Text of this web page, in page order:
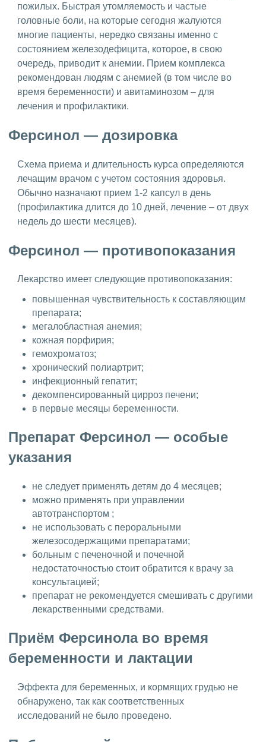
пожилых. Быстрая утомляемость и частые
головные боли, на которые сегодня жалуются
многие пациенты, нередко связаны именно с
состоянием железодефицита, которое, в свою
очередь, приводит к анемии. Прием комплекса
рекомендован людям с анемией (в том числе во
время беременности) и авитаминозом – для
лечения и профилактики.
Ферсинол — дозировка
Схема приема и длительность курса определяются
лечащим врачом с учетом состояния здоровья.
Обычно назначают прием 1-2 капсул в день
(профилактика длится до 10 дней, лечение – от двух
недель до шести месяцев).
Ферсинол — противопоказания
Лекарство имеет следующие противопоказания:
повышенная чувствительность к составляющим
препарата;
мегалобластная анемия;
кожная порфирия;
гемохроматоз;
хронический полиартрит;
инфекционный гепатит;
декомпенсированный цирроз печени;
в первые месяцы беременности.
Препарат Ферсинол — особые
указания
не следует применять детям до 4 месяцев;
можно применять при управлении
автотранспортом ;
не использовать с пероральными
железосодержащими препаратами;
больным с печеночной и почечной
недостаточностью стоит обратится к врачу за
консультацией;
препарат не рекомендуется смешивать с другими
лекарственными средствами.
Приём Ферсинола во время
беременности и лактации
Эффекта для беременных, и кормящих грудью не
обнаружено, так как соответственных
исследований не было проведено.